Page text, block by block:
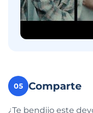
05 Comparte
¿Te bendijo este